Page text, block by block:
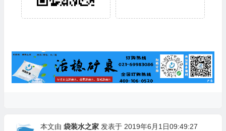
本文由 袋装水之家发表于 2019年6月1日09:49:27